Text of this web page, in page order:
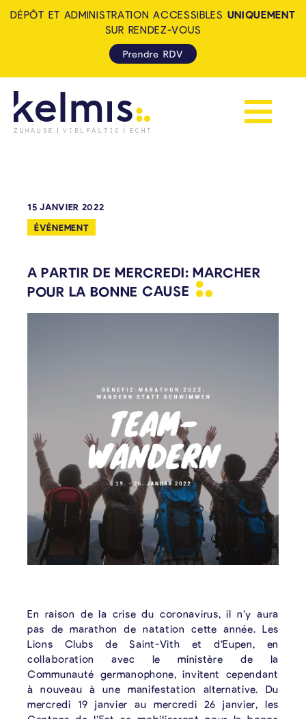
Afficher la
DÉPÔT ET ADMINISTRATION ACCESSIBLES UNIQUEMENT
SUR RENDEZ-VOUS
Prendre RDV
15 JANVIER 2022
ÉVÉNEMENT
A PARTIR DE MERCREDI: MARCHER
POUR LA BONNE CAUSE
En raison de la crise du coronavirus, il n’y aura
pas de marathon de natation cette année. Les
Lions Clubs de Saint-Vith et d’Eupen, en
collaboration avec le ministère de la
Communauté germanophone, invitent cependant
à nouveau à une manifestation alternative. Du
mercredi 19 janvier au mercredi 26 janvier, les